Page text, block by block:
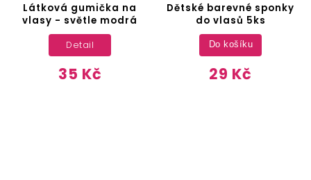
Látková gumička na
vlasy - světle modrá
35 Kč
Detail
Dětské barevné sponky
do vlasů 5ks
29 Kč
Do košíku